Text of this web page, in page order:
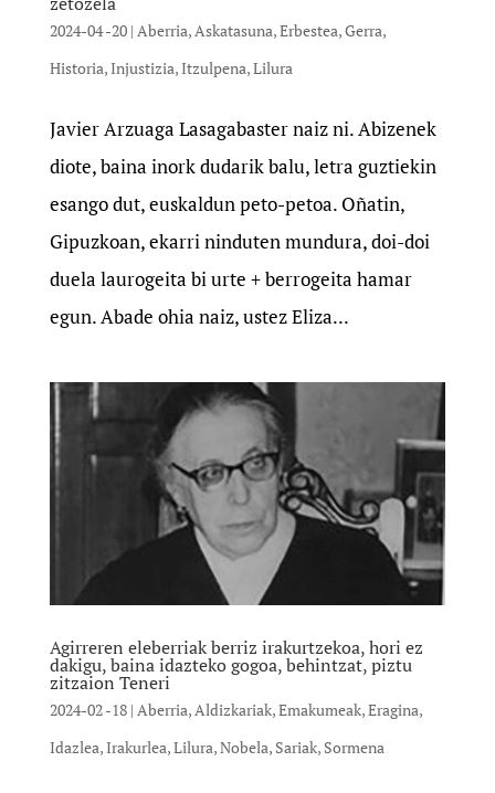
2024-04 -20| Aberria,Askatasuna,Erbestea,Gerra,
Historia,Injustizia,Itzulpena,Lilura
Javier Arzuaga Lasagabaster naiz ni. Abizenek
diote, baina inork dudarik balu, letra guztiekin
esango dut, euskaldun peto-petoa. Oñatin,
Gipuzkoan, ekarri ninduten mundura, doi-doi
duela laurogeita bi urte + berrogeita hamar
egun. Abade ohia naiz, ustez Eliza...
Agirreren eleberriak berriz irakurtzekoa, hori ez
dakigu, baina idazteko gogoa, behintzat, piztu
zitzaion Teneri
2024-02 -18| Aberria,Aldizkariak,Emakumeak,Eragina,
Idazlea,Irakurlea,Lilura,Nobela, Sariak, Sormena